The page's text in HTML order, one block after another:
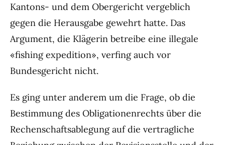
Kantons- und dem Obergericht vergeblich
gegen die Herausgabe gewehrt hatte. Das
Argument, die Klägerin betreibe eine illegale
«fishing expedition», verfing auch vor
Bundesgericht nicht.
Es ging unter anderem um die Frage, ob die
Bestimmung des Obligationenrechts über die
Rechenschaftsablegung auf die vertragliche